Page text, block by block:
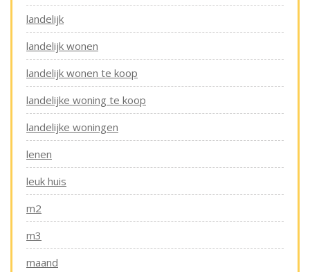
landelijk
landelijk wonen
landelijk wonen te koop
landelijke woning te koop
landelijke woningen
lenen
leuk huis
m2
m3
maand